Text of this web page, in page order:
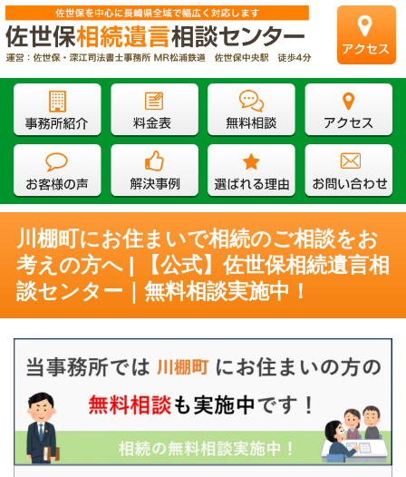
川棚町にお住まいで相続のご相談をお
考えの方へ | 【公式】佐世保相続遺言相
談センター｜無料相談実施中！